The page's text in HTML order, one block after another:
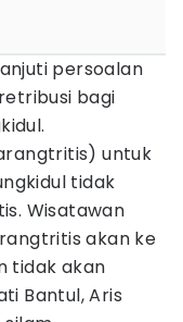
persoalan
bagi
untuk
tidak
Wisatawan
akan ke
tidak akan
Bantul, Aris